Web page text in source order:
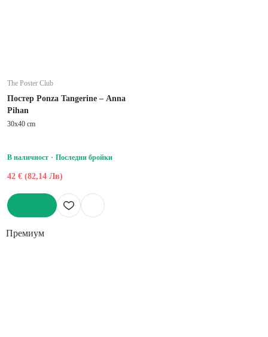
The Poster Club
Постер Ponza Tangerine – Anna
Pihan
30x40 cm
В наличност Последни бройки
42 € (82,14 Лв)
Премиум